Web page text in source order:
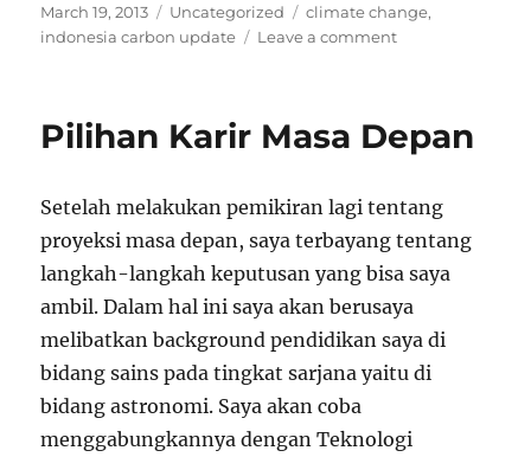
Posted
on
March 19, 2013 Categories
Uncategorized Tags
climate change,
indonesia carbon update
Leave a commenton
Most
Downloaded
3rd
Indonesia
Update
Website
Pilihan Karir Masa Depan
Setelah melakukan pemikiran lagi tentang
proyeksi masa depan, saya terbayang tentang
langkah-langkah keputusan yang bisa saya
ambil. Dalam hal ini saya akan berusaya
melibatkan background pendidikan saya di
bidang sains pada tingkat sarjana yaitu di
bidang astronomi. Saya akan coba
menggabungkannya dengan Teknologi